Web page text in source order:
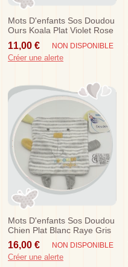
Mots D'enfants Sos Doudou
Ours Koala Plat Violet Rose
Etoiles
11,00 € NON DISPONIBLE
Créer une alerte
Mots D'enfants Sos Doudou
Chien Plat Blanc Raye Gris
Mon Doudou Prefere
16,00 € NON DISPONIBLE
Créer une alerte